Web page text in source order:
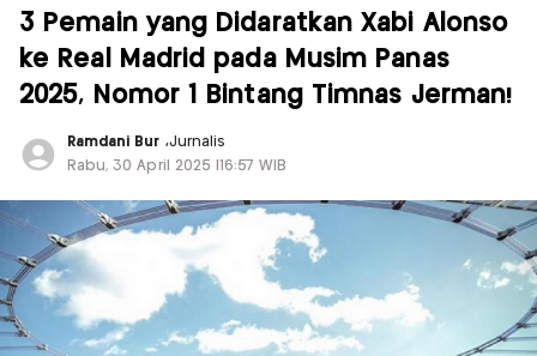
3 Pemain yang Didaratkan Xabi Alonso
ke Real Madrid pada Musim Panas
2025, Nomor 1 Bintang Timnas Jerman!
Ramdani Bur ,Jurnalis
Rabu, 30 April 2025 |16:57 WIB